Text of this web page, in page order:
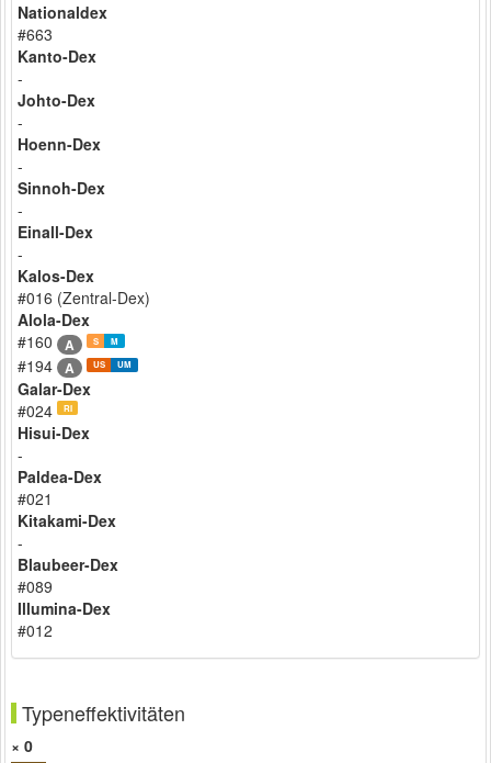
Nationaldex
#663
Kanto-Dex
-
Johto-Dex
-
Hoenn-Dex
-
Sinnoh-Dex
-
Einall-Dex
-
Kalos-Dex
#016 (Zentral-Dex)
Alola-Dex
#160
A S M
#194 A US UM
Galar-Dex
#024
RI
Hisui-Dex
-
Paldea-Dex
#021
Kitakami-Dex
-
Blaubeer-Dex
#089
Illumina-Dex
#012
Typeneffektivitäten
× 0